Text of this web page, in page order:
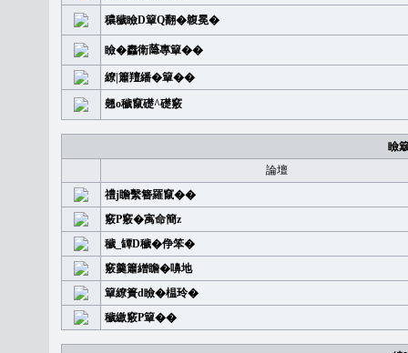
穠穢瞼D簞Q翻�䪖冕�
瞼�䆐衛𦻕專簞��
繚|簫羶繙�簞��
翹o穢竄礎^礎竅
瞼
論壇
禮j瞻繫簪羅竄��
竅P竅�㝢命簡z
穢_罈D穢�鿇笨�
竅羹簫繒瞻�嚊地
簞繚簣d瞼�榅玲�
穢繳竅P簞��